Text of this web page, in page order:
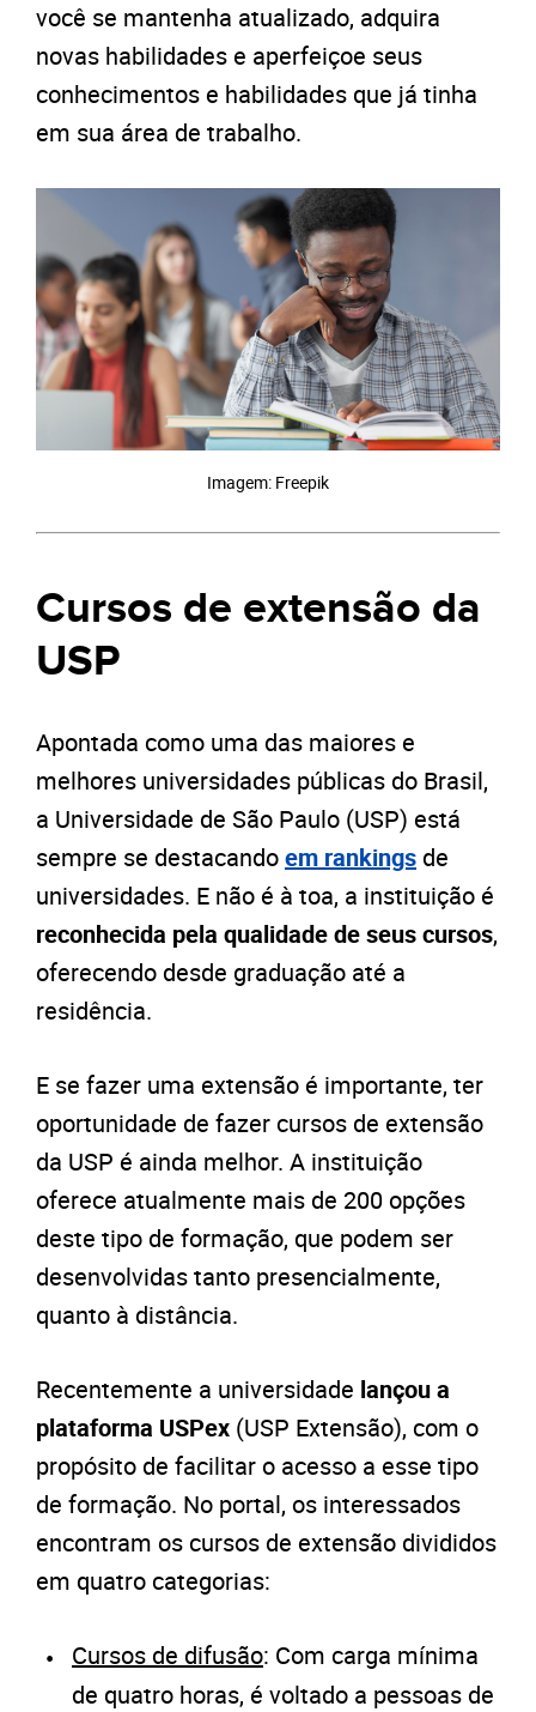
você se mantenha atualizado, adquira
novas habilidades e aperfeiçoe seus
conhecimentos e habilidades que já tinha
em sua área de trabalho.
Imagem: Freepik
Cursos de extensão da
USP
Apontada como uma das maiores e
melhores universidades públicas do Brasil,
a Universidade de São Paulo (USP) está
sempre se destacandoem rankings de
universidades. E não é à toa, a instituição é
reconhecida pela qualidade de seus cursos,
oferecendo desde graduação até a
residência.
E se fazer uma extensão é importante, ter
oportunidade de fazer cursos de extensão
da USP é ainda melhor. A instituição
oferece atualmente mais de 200 opções
deste tipo de formação, que podem ser
desenvolvidas tanto presencialmente,
quanto à distância.
Recentemente a universidade lançou a
plataforma USPex (USP Extensão), com o
propósito de facilitar o acesso a esse tipo
de formação. No portal, os interessados
encontram os cursos de extensão divididos
em quatro categorias:
Cursos de difusão: Com carga mínima
de quatro horas, é voltado a pessoas de